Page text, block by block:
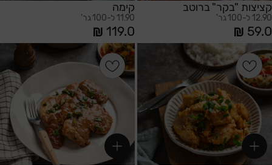
קציצות "בקר" ברוטב
12.90 ל-100 גר'
59.0
קימה
11.90 ל-100 גר'
119.0
הוספה לסל הוספה לסל